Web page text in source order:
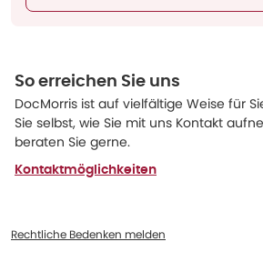
So erreichen Sie uns
DocMorris ist auf vielfältige Weise für
Sie selbst, wie Sie mit uns Kontakt
beraten Sie gerne.
Kontaktmöglichkeiten
Rechtliche Bedenken melden